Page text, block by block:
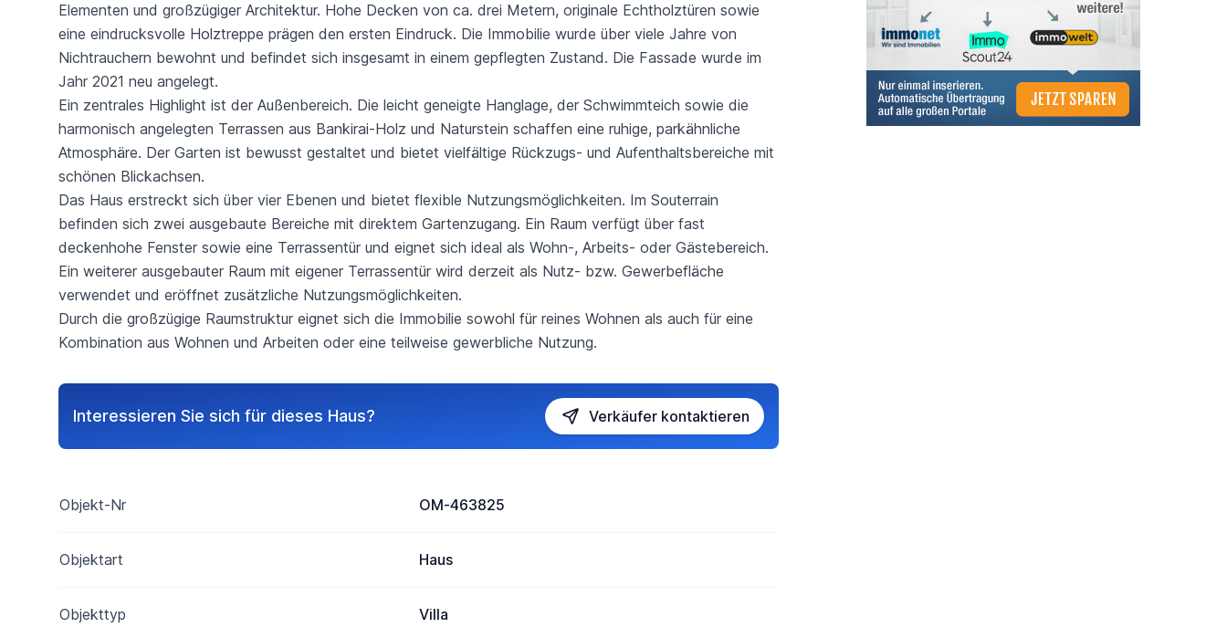
Elementen und großzügiger Architektur. Hohe Decken von ca. drei Metern, originale Echtholztüren sowie
eine eindrucksvolle Holztreppe prägen den ersten Eindruck. Die Immobilie wurde über viele Jahre von
Nichtrauchern bewohnt und befindet sich insgesamt in einem gepflegten Zustand. Die Fassade wurde im
Jahr 2021 neu angelegt.
Ein zentrales Highlight ist der Außenbereich. Die leicht geneigte Hanglage, der Schwimmteich sowie die
harmonisch angelegten Terrassen aus Bankirai-Holz und Naturstein schaffen eine ruhige, parkähnliche
Atmosphäre. Der Garten ist bewusst gestaltet und bietet vielfältige Rückzugs- und Aufenthaltsbereiche mit
schönen Blickachsen.
Das Haus erstreckt sich über vier Ebenen und bietet flexible Nutzungsmöglichkeiten. Im Souterrain
befinden sich zwei ausgebaute Bereiche mit direktem Gartenzugang. Ein Raum verfügt über fast
deckenhohe Fenster sowie eine Terrassentür und eignet sich ideal als Wohn-, Arbeits- oder Gästebereich.
Ein weiterer ausgebauter Raum mit eigener Terrassentür wird derzeit als Nutz- bzw. Gewerbefläche
verwendet und eröffnet zusätzliche Nutzungsmöglichkeiten.
Durc­h die großzügige Raumstruktur eignet sich die Immobilie sowohl für reines Wohnen als auch für eine
Kombination aus Wohnen und Arbeiten oder eine teilweise gewerbliche Nutzung.
Interessieren Sie sich für dieses Haus? Verkäufer kontaktieren
Objekt-Nr OM-463825
Objektart Haus
Objekttyp Villa